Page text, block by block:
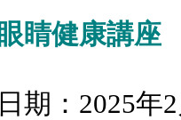
眼睛健康講座
日期：2025年